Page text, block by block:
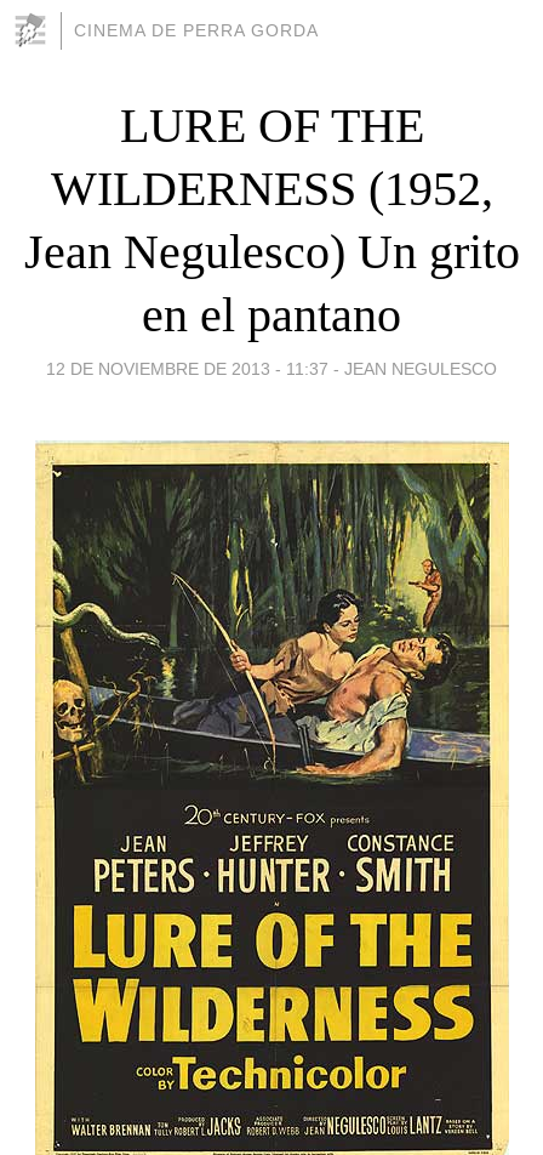
CINEMA DE PERRA GORDA
LURE OF THE
WILDERNESS (1952,
Jean Negulesco) Un grito
en el pantano
12 DE NOVIEMBRE DE 2013 - 11:37 - JEAN NEGULESCO